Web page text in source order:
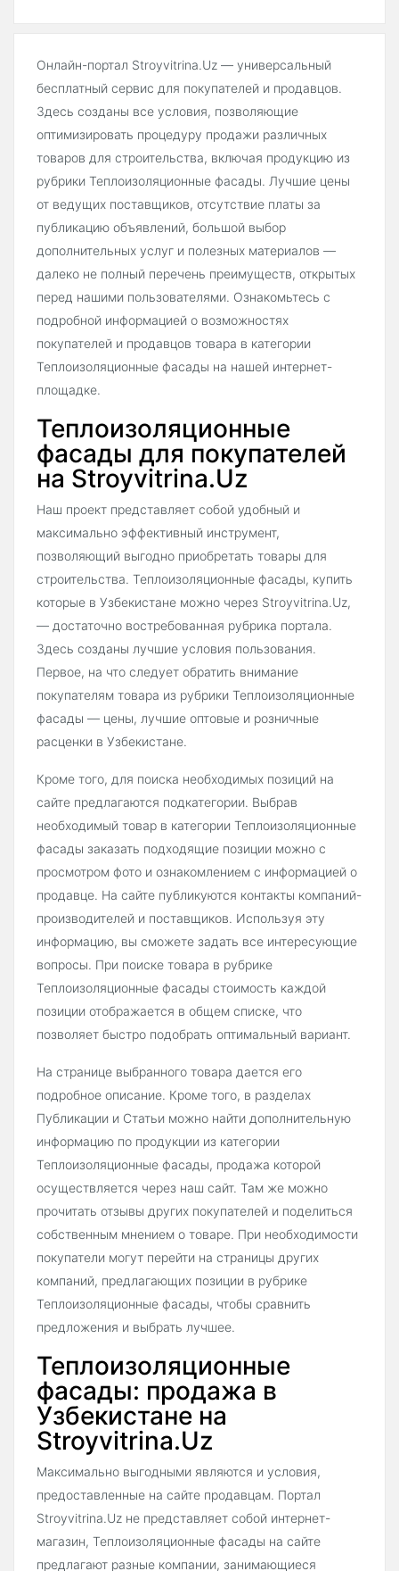
Онлайн-портал Stroyvitrina.Uz — универсальный
бесплатный сервис для покупателей и продавцов.
Здесь созданы все условия, позволяющие
оптимизировать процедуру продажи различных
товаров для строительства, включая продукцию из
рубрики Теплоизоляционные фасады. Лучшие цены
от ведущих поставщиков, отсутствие платы за
публикацию объявлений, большой выбор
дополнительных услуг и полезных материалов —
далеко не полный перечень преимуществ, открытых
перед нашими пользователями. Ознакомьтесь с
подробной информацией о возможностях
покупателей и продавцов товара в категории
Теплоизоляционные фасады на нашей интернет-
площадке.
Теплоизоляционные
фасады для покупателей
на Stroyvitrina.Uz
Наш проект представляет собой удобный и
максимально эффективный инструмент,
позволяющий выгодно приобретать товары для
строительства. Теплоизоляционные фасады, купить
которые в Узбекистане можно через Stroyvitrina.Uz,
— достаточно востребованная рубрика портала.
Здесь созданы лучшие условия пользования.
Первое, на что следует обратить внимание
покупателям товара из рубрики Теплоизоляционные
фасады — цены, лучшие оптовые и розничные
расценки в Узбекистане.
Кроме того, для поиска необходимых позиций на
сайте предлагаются подкатегории. Выбрав
необходимый товар в категории Теплоизоляционные
фасады заказать подходящие позиции можно с
просмотром фото и ознакомлением с информацией о
продавце. На сайте публикуются контакты компаний-
производителей и поставщиков. Используя эту
информацию, вы сможете задать все интересующие
вопросы. При поиске товара в рубрике
Теплоизоляционные фасады стоимость каждой
позиции отображается в общем списке, что
позволяет быстро подобрать оптимальный вариант.
На странице выбранного товара дается его
подробное описание. Кроме того, в разделах
Публикации и Статьи можно найти дополнительную
информацию по продукции из категории
Теплоизоляционные фасады, продажа которой
осуществляется через наш сайт. Там же можно
прочитать отзывы других покупателей и поделиться
собственным мнением о товаре. При необходимости
покупатели могут перейти на страницы других
компаний, предлагающих позиции в рубрике
Теплоизоляционные фасады, чтобы сравнить
предложения и выбрать лучшее.
Теплоизоляционные
фасады: продажа в
Узбекистане на
Stroyvitrina.Uz
Максимально выгодными являются и условия,
предоставленные на сайте продавцам. Портал
Stroyvitrina.Uz не представляет собой интернет-
магазин, Теплоизоляционные фасады на сайте
предлагают разные компании, занимающиеся